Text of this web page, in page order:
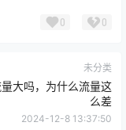
0 0
未分类
大吗，为什么流量这
么差
2024-12-8 13:37:50